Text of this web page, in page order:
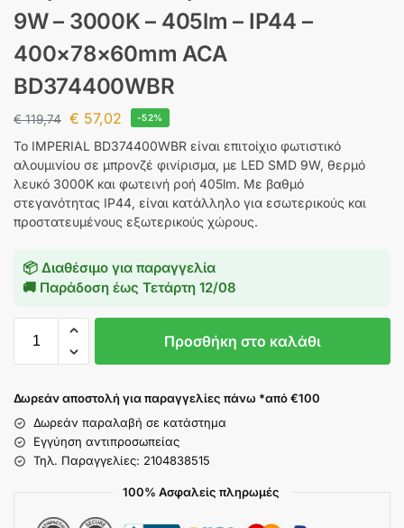
9W – 3000K – 405lm – IP44 –
400×78×60mm ACA
BD374400WBR
€119,74 € 57,02 -52%
Το IMPERIAL BD374400WBR είναι επιτοίχιο φωτιστικό
αλουμινίου σε μπρονζέ φινίρισμα, με LED SMD 9W, θερμό
λευκό 3000K και φωτεινή ροή 405lm. Με βαθμό
στεγανότητας IP44, είναι κατάλληλο για εσωτερικούς και
προστατευμένους εξωτερικούς χώρους.
📦 Διαθέσιμο για παραγγελία
🚚 Παράδοση έως Τετάρτη 12/08
Προσθήκη στο καλάθι
Δωρεάν αποστολή για παραγγελίες πάνω *από €100
Δωρεάν παραλαβή σε κατάστημα
Εγγύηση αντιπροσωπείας
Τηλ. Παραγγελίες: 2104838515
100% Ασφαλείς πληρωμές